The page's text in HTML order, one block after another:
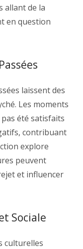
allant de la
en question
laissent des
Les moments
été satisfaits
contribuant
explore
peuvent
et influencer
Sociale
culturelles